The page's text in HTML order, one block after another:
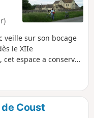
veille sur son bocage
le XIIe
espace a conservé
et les mares
427 espèces.
un des ensembles
aujourd'hui, un
Coust